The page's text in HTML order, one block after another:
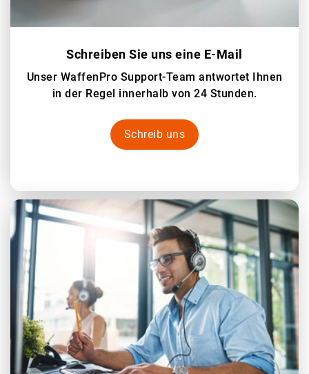
Schreiben Sie uns eine E-Mail
Unser WaffenPro Support-Team antwortet Ihnen
in der Regel innerhalb von 24 Stunden.
Schreib uns